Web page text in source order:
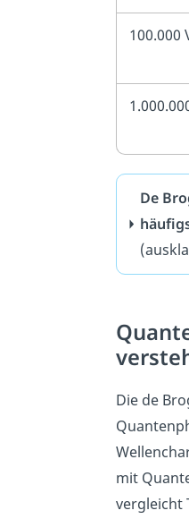
100.000
De
Die de
mit
vergleicht